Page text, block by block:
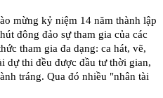
mừng kỷ niệm 14 năm thành lập
đông đảo sự tham gia của các
tham gia đa dạng: ca hát, vẽ,
dự thi đều được đầu tư thời gian,
tráng. Qua đó nhiều "nhân tài